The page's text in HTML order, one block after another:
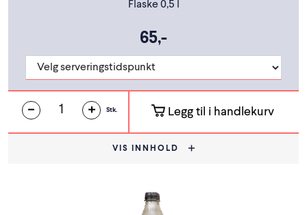
Flaske 0,5 l
65,-
Stk. Legg til i handlekurv
VIS INNHOLD